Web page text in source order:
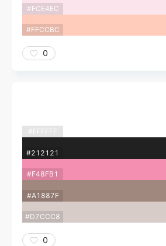
#FCE4EC
#FFCCBC
0
#FFFFFF
#212121
#F48FB1
#A1887F
#D7CCC8
0